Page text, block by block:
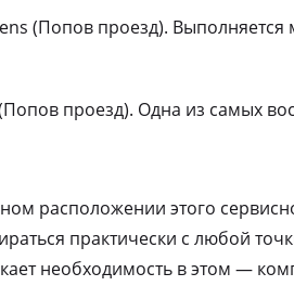
(Попов проезд). Выполняется
проезд). Одна из самых
расположении этого
практически с любой
необходимость в этом —